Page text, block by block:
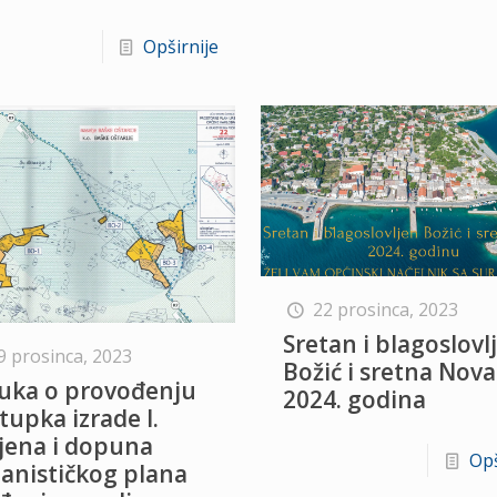
Opširnije
prosinca, 2023
o provođenju
izrade I.
i dopuna
plana
22 prosinca, 2023
Sretan i
Božić i sretna Nova
2024. godina